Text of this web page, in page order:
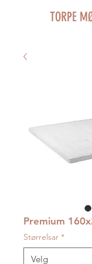
TORPE
Premium
Størrelsar *